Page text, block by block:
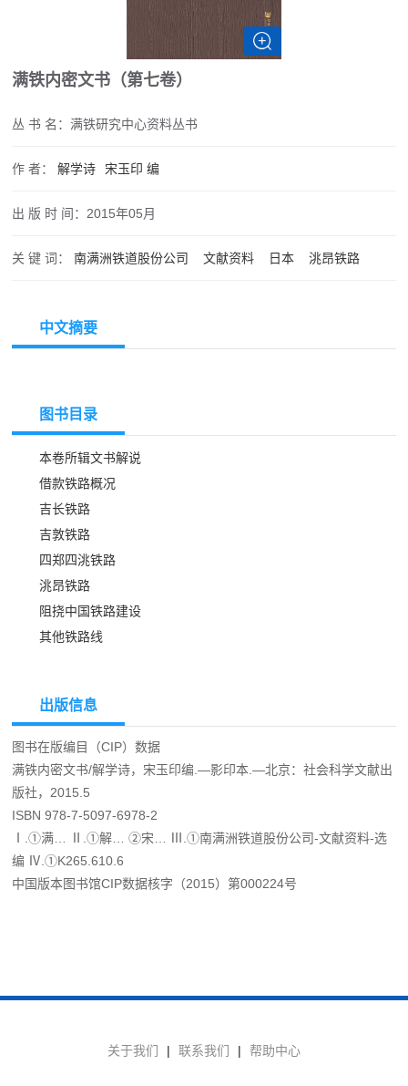
满铁内密文书（第七卷）
丛 书 名： 满铁研究中心资料丛书
作 者： 解学诗 宋玉印编
出 版 时 间： 2015年05月
关 键 词： 南满洲铁道股份公司 文献资料 日本 洮昂铁路
中文摘要
图书目录
本卷所辑文书解说
借款铁路概况
吉长铁路
吉敦铁路
四郑四洮铁路
洮昂铁路
阻挠中国铁路建设
其他铁路线
出版信息
图书在版编目（CIP）数据
满铁内密文书/解学诗，宋玉印编.—影印本.—北京：社会科学文献出
版社，2015.5
ISBN 978-7-5097-6978-2
Ⅰ.①满… Ⅱ.①解… ②宋… Ⅲ.①南满洲铁道股份公司-文献资料-选
编 Ⅳ.①K265.610.6
中国版本图书馆CIP数据核字（2015）第000224号
关于我们 | 联系我们 | 帮助中心